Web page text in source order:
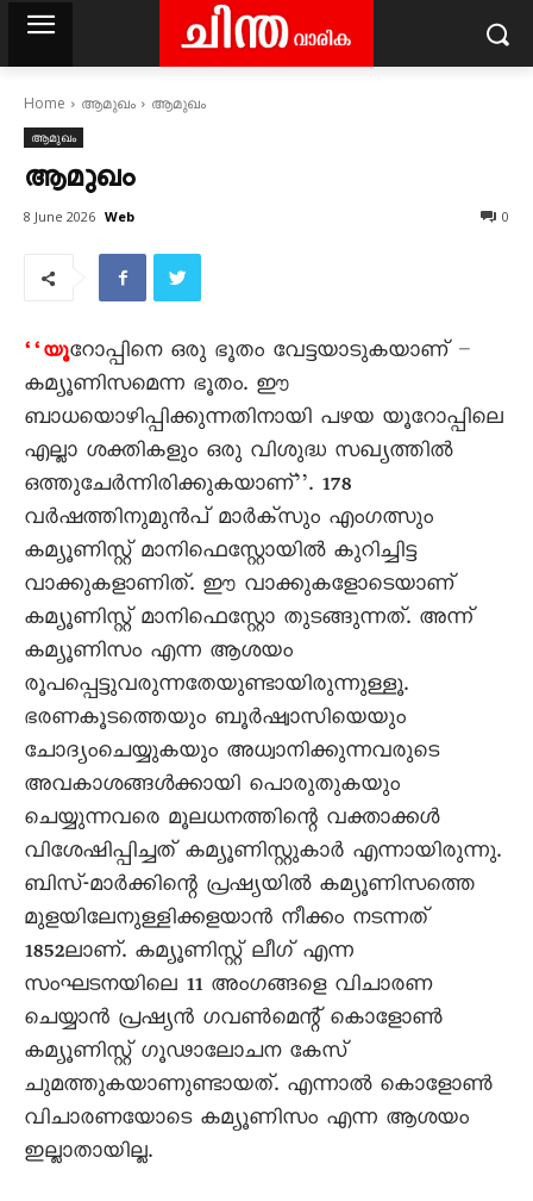
Home ആമുഖം ആമുഖം
ആമുഖം
ആമുഖം
8 June 2026 Web 0
‘‘യൂറോപ്പിനെ ഒരു ഭൂതം വേട്ടയാടുകയാണ് –
കമ്യൂണിസമെന്ന ഭൂതം. ഈ
ബാധയൊഴിപ്പിക്കുന്നതിനായി പഴയ യൂറോപ്പിലെ
എല്ലാ ശക്തികളും ഒരു വിശുദ്ധ സഖ്യത്തിൽ
ഒത്തുചേർന്നിരിക്കുകയാണ്’’. 178
വർഷത്തിനുമുൻപ് മാർക്സും എംഗത്സും
കമ്യൂണിസ്റ്റ് മാനിഫെസ്റ്റോയിൽ കുറിച്ചിട്ട
വാക്കുകളാണിത്. ഈ വാക്കുകളോടെയാണ്
കമ്യൂണിസ്റ്റ് മാനിഫെസ്റ്റോ തുടങ്ങുന്നത്. അന്ന്
കമ്യൂണിസം എന്ന ആശയം
രൂപപ്പെട്ടുവരുന്നതേയുണ്ടായിരുന്നുള്ളൂ.
ഭരണകൂടത്തെയും ബൂർഷ്വാസിയെയും
ചോദ്യംചെയ്യുകയും അധ്വാനിക്കുന്നവരുടെ
അവകാശങ്ങൾക്കായി പൊരുതുകയും
ചെയ്യുന്നവരെ മൂലധനത്തിന്റെ വക്താക്കൾ
വിശേഷിപ്പിച്ചത് കമ്യൂണിസ്റ്റുകാർ എന്നായിരുന്നു.
ബിസ്-മാർക്കിന്റെ പ്രഷ്യയിൽ കമ്യൂണിസത്തെ
മുളയിലേനുള്ളിക്കളയാൻ നീക്കം നടന്നത്
1852ലാണ്. കമ്യൂണിസ്റ്റ് ലീഗ് എന്ന
സംഘടനയിലെ 11 അംഗങ്ങളെ വിചാരണ
ചെയ്യാൻ പ്രഷ്യൻ ഗവൺമെന്റ് കൊളോൺ
കമ്യൂണിസ്റ്റ് ഗൂഢാലോചന കേസ്
ചുമത്തുകയാണുണ്ടായത്. എന്നാൽ കൊളോൺ
വിചാരണയോടെ കമ്യൂണിസം എന്ന ആശയം
ഇല്ലാതായില്ല.